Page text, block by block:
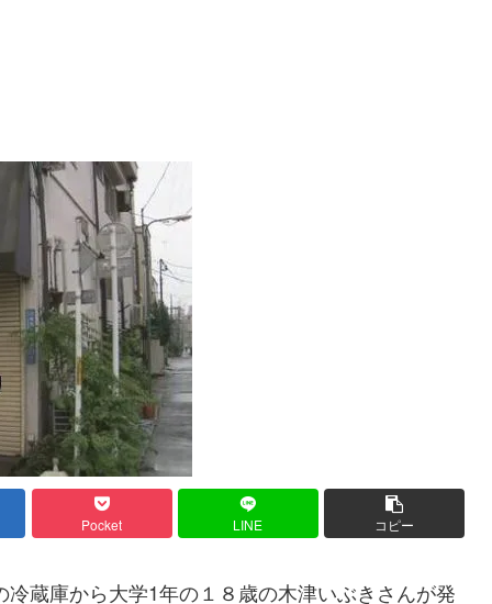
Pocket LINE コピー
蔵庫から大学1年の１８歳の木津いぶきさんが発